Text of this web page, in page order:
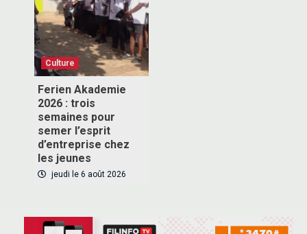
Culture
Ferien Akademie
2026 : trois
semaines pour
semer l’esprit
d’entreprise chez
les jeunes
jeudi le 6 août 2026
Inscrivez-vous à notre newsletter pour recevoir en
premier nos informations exclusives